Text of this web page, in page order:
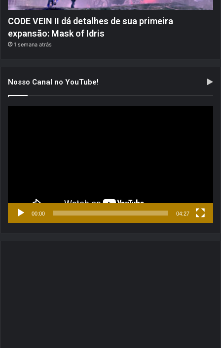
CODE VEIN II dá detalhes de sua primeira
expansão: Mask of Idris
1 semana atrás
Nosso Canal no YouTube!
00:00 04:27